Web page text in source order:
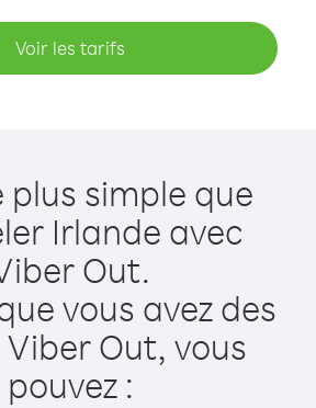
Voir les tarifs
plus simple que
Irlande avec
Out.
vous avez des
Out, vous
pouvez :